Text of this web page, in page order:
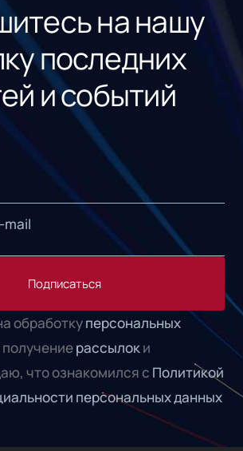
на нашу
последних
и событий
Подписаться
обработкуперсональных
получениерассылоки
что ознакомился с Политикой
персональных данных